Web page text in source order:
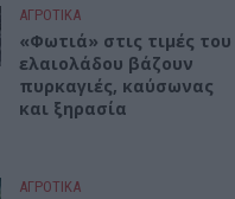
ΑΓΡΟΤΙΚΑ
«Φωτιά» στις τιμές του
ελαιολάδου βάζουν
πυρκαγιές, καύσωνας
και ξηρασία
ΑΓΡΟΤΙΚΑ